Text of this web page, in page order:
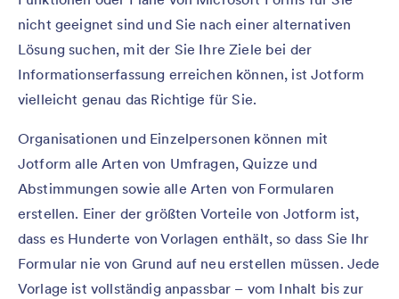
nicht geeignet sind und Sie nach einer alternativen
Lösung suchen, mit der Sie Ihre Ziele bei der
Informationserfassung erreichen können, ist Jotform
vielleicht genau das Richtige für Sie.
Organisationen und Einzelpersonen können mit
Jotform alle Arten von Umfragen, Quizze und
Abstimmungen sowie alle Arten von Formularen
erstellen. Einer der größten Vorteile von Jotform ist,
dass es Hunderte von Vorlagen enthält, so dass Sie Ihr
Formular nie von Grund auf neu erstellen müssen. Jede
Vorlage ist vollständig anpassbar – vom Inhalt bis zur